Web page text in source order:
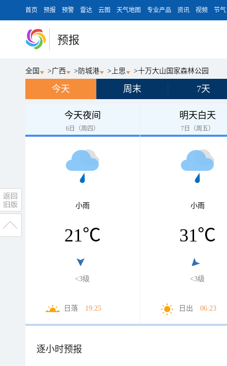
首页 预报 预警 雷达 云图 天气地图 专业产品 资讯 视频 节气
预报
全国 >广西 > 防城港 > 上思 >十万大山国家森林公园
今天 周末 7天
今天夜间
6日（周四）
小雨
21℃
<3级
日落 19:25
明天白天
7日（周五）
小雨
31℃
<3级
日出 06:23
逐小时预报